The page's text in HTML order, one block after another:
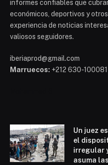
informes confiables que
económicos, deportivos y
experiencia de noticias
valiosos seguidores.
iberiaprod@gmail.com
Marruecos: +212 630-100081
Un juez
el
irregular
asuma